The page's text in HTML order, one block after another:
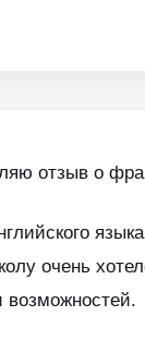
отзыв о
очень